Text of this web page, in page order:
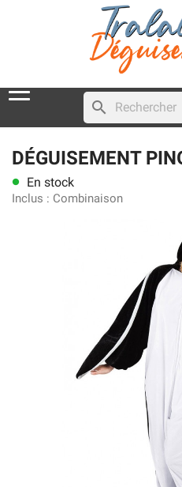
search
DÉGUISEMENT
lens En stock
Inclus : Combinaison